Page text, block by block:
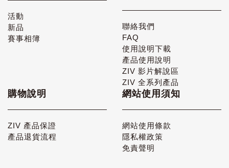
活動
新品
賽事相簿
聯絡我們
FAQ
使用說明下載
產品使用說明
ZIV 影片解說區
ZIV 全系列產品
購物說明
ZIV 產品保證
產品退貨流程
網站使用須知
網站使用條款
隱私權政策
免責聲明